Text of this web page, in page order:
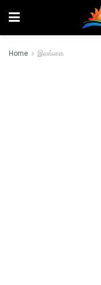
Home இலங்கை